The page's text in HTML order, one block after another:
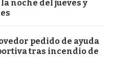
noche del jueves y
pedido de ayuda
tras incendio de